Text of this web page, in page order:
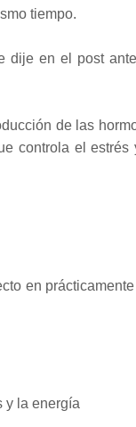
tiempo.
dije en el post
de las
controla el
en
y la energía